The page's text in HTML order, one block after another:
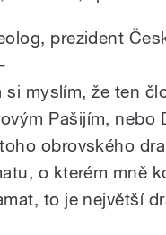
prezident
si myslím, že ten
Pašijím, nebo
obrovského
o kterém mně
to je největší